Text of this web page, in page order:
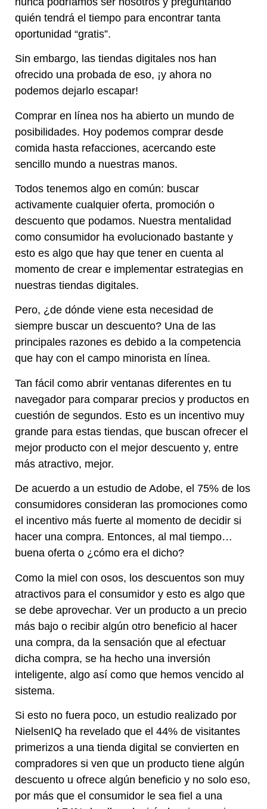
quién tendrá el tiempo para encontrar tanta
oportunidad “gratis”.
Sin embargo, las tiendas digitales nos han
ofrecido una probada de eso, ¡y ahora no
podemos dejarlo escapar!
Comprar en línea nos ha abierto un mundo de
posibilidades. Hoy podemos comprar desde
comida hasta refacciones, acercando este
sencillo mundo a nuestras manos.
Todos tenemos algo en común: buscar
activamente cualquier oferta, promoción o
descuento que podamos. Nuestra mentalidad
como consumidor ha evolucionado bastante y
esto es algo que hay que tener en cuenta al
momento de crear e implementar estrategias en
nuestras tiendas digitales.
Pero, ¿de dónde viene esta necesidad de
siempre buscar un descuento? Una de las
principales razones es debido a la competencia
que hay con el campo minorista en línea.
Tan fácil como abrir ventanas diferentes en tu
navegador para comparar precios y productos en
cuestión de segundos. Esto es un incentivo muy
grande para estas tiendas, que buscan ofrecer el
mejor producto con el mejor descuento y, entre
más atractivo, mejor.
De acuerdo a un estudio de Adobe, el 75% de los
consumidores consideran las promociones como
el incentivo más fuerte al momento de decidir si
hacer una compra. Entonces, al mal tiempo…
buena oferta o ¿cómo era el dicho?
Como la miel con osos, los descuentos son muy
atractivos para el consumidor y esto es algo que
se debe aprovechar. Ver un producto a un precio
más bajo o recibir algún otro beneficio al hacer
una compra, da la sensación que al efectuar
dicha compra, se ha hecho una inversión
inteligente, algo así como que hemos vencido al
sistema.
Si esto no fuera poco, un estudio realizado por
NielsenIQ ha revelado que el 44% de visitantes
primerizos a una tienda digital se convierten en
compradores si ven que un producto tiene algún
descuento u ofrece algún beneficio y no solo eso,
por más que el consumidor le sea fiel a una